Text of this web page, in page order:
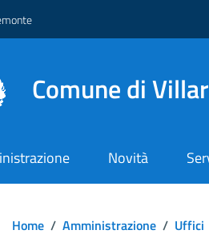
Comune di
Novità
Home / Amministrazione / Uffici